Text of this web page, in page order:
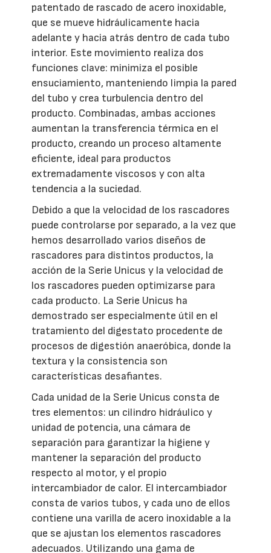
patentado de rascado de acero inoxidable,
que se mueve hidráulicamente hacia
adelante y hacia atrás dentro de cada tubo
interior. Este movimiento realiza dos
funciones clave: minimiza el posible
ensuciamiento, manteniendo limpia la pared
del tubo y crea turbulencia dentro del
producto. Combinadas, ambas acciones
aumentan la transferencia térmica en el
producto, creando un proceso altamente
eficiente, ideal para productos
extremadamente viscosos y con alta
tendencia a la suciedad.
Debido a que la velocidad de los rascadores
puede controlarse por separado, a la vez que
hemos desarrollado varios diseños de
rascadores para distintos productos, la
acción de la Serie Unicus y la velocidad de
los rascadores pueden optimizarse para
cada producto. La Serie Unicus ha
demostrado ser especialmente útil en el
tratamiento del digestato procedente de
procesos de digestión anaeróbica, donde la
textura y la consistencia son
características desafiantes.
Cada unidad de la Serie Unicus consta de
tres elementos: un cilindro hidráulico y
unidad de potencia, una cámara de
separación para garantizar la higiene y
mantener la separación del producto
respecto al motor, y el propio
intercambiador de calor. El intercambiador
consta de varios tubos, y cada uno de ellos
contiene una varilla de acero inoxidable a la
que se ajustan los elementos rascadores
adecuados. Utilizando una gama de